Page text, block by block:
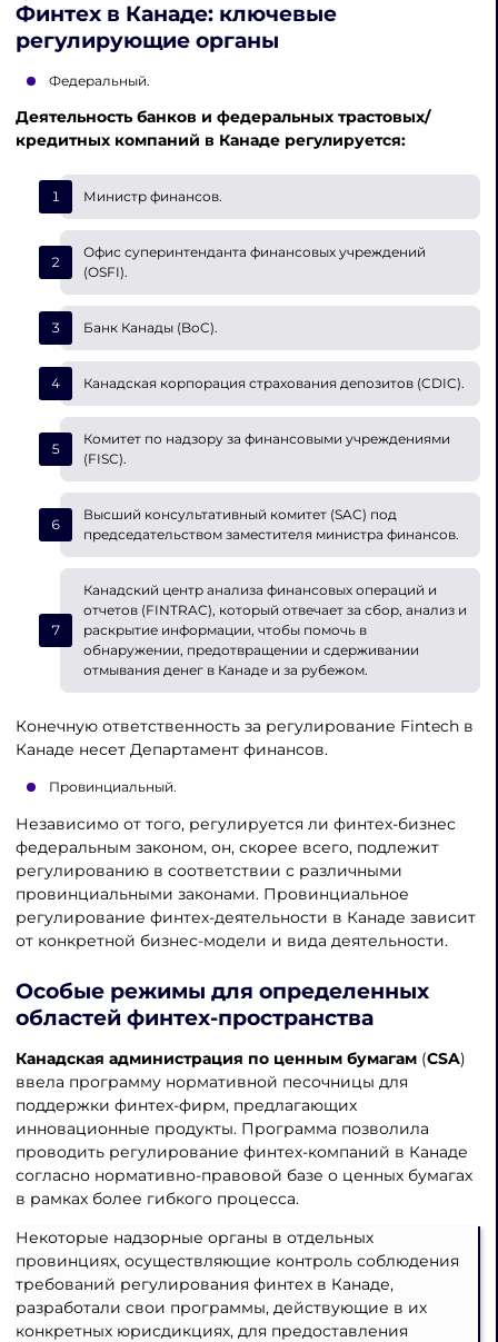
Финтех в Канаде: ключевые
регулирующие органы
Федеральный.
Деятельность банков и федеральных трастовых/
кредитных компаний в Канаде регулируется:
Министр финансов.
Офис суперинтенданта финансовых учреждений
(OSFI).
Банк Канады (BoC).
Канадская корпорация страхования депозитов (CDIC).
Комитет по надзору за финансовыми учреждениями
(FISC).
Высший консультативный комитет (SAC) под
председательством заместителя министра финансов.
Канадский центр анализа финансовых операций и
отчетов (FINTRAC), который отвечает за сбор, анализ и
раскрытие информации, чтобы помочь в
обнаружении, предотвращении и сдерживании
отмывания денег в Канаде и за рубежом.
Конечную ответственность за регулирование Fintech в
Канаде несет Департамент финансов.
Провинциальный.
Независимо от того, регулируется ли финтех-бизнес
федеральным законом, он, скорее всего, подлежит
регулированию в соответствии с различными
провинциальными законами. Провинциальное
регулирование финтех-деятельности в Канаде зависит
от конкретной бизнес-модели и вида деятельности.
Особые режимы для определенных
областей финтех-пространства
Канадская администрация по ценным бумагам (CSA)
ввела программу нормативной песочницы для
поддержки финтех-фирм, предлагающих
инновационные продукты. Программа позволила
проводить регулирование финтех-компаний в Канаде
согласно нормативно-правовой базе о ценных бумагах
в рамках более гибкого процесса.
Некоторые надзорные органы в отдельных
провинциях, осуществляющие контроль соблюдения
требований регулирования финтех в Канаде,
разработали свои программы, действующие в их
конкретных юрисдикциях, для предоставления